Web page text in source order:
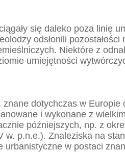
się daleko poza linię
odsłonili pozostałości
Niektóre z
umiejętności
dotychczas w Europie
i wykonane z
późniejszych, np. z
w. p.n.e.). Znaleziska na
urbanistyczne w postaci